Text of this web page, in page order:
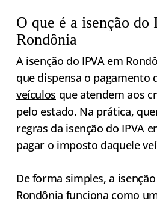
O que é a isenção do
Rondônia
A isenção do IPVA em
que dispensa o pagamento
veículos que atendem aos
pelo estado. Na prática,
regras da isenção do IPVA
pagar o imposto daquele
De forma simples, a
Rondônia funciona como